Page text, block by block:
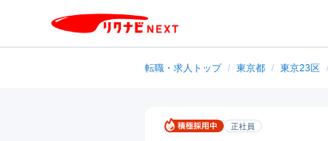
転職・求人トップ / 東京都 / 東京23区 /
正社員